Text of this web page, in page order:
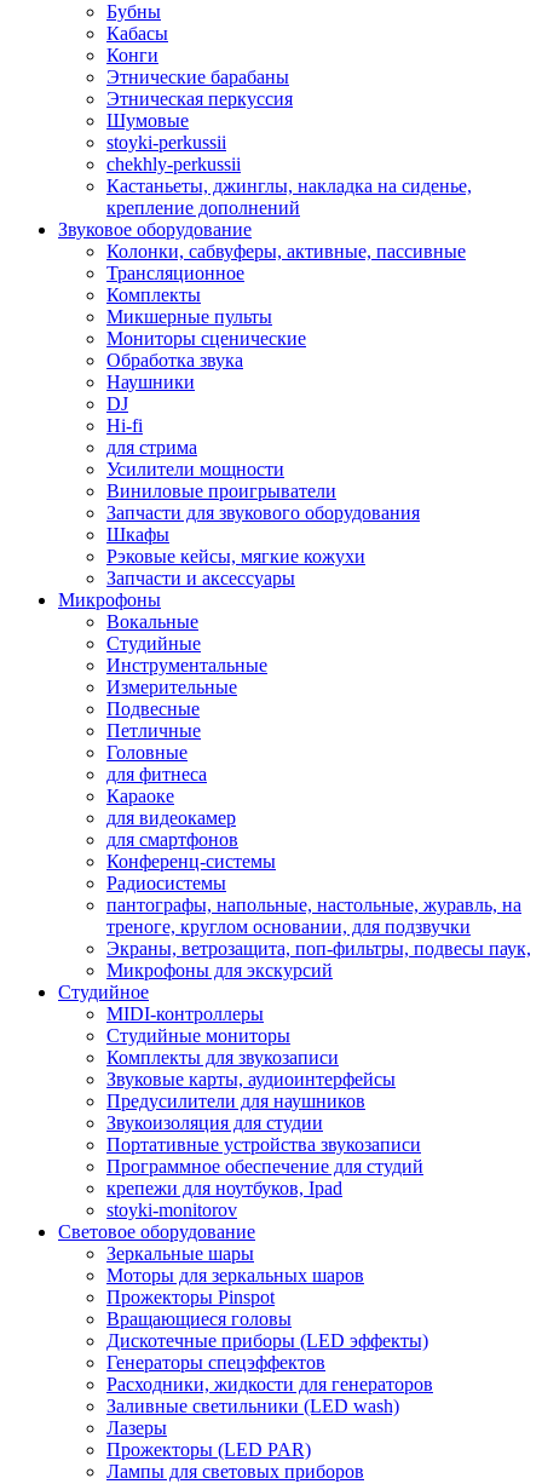
Бубны
Кабасы
Конги
Этнические барабаны
Этническая перкуссия
Шумовые
stoyki-perkussii
chekhly-perkussii
Кастаньеты, джинглы, накладка на сиденье,
крепление дополнений
Звуковое оборудование
Колонки, сабвуферы, активные, пассивные
Трансляционное
Комплекты
Микшерные пульты
Мониторы сценические
Обработка звука
Наушники
DJ
Hi-fi
для стрима
Усилители мощности
Виниловые проигрыватели
Запчасти для звукового оборудования
Шкафы
Рэковые кейсы, мягкие кожухи
Запчасти и аксессуары
Микрофоны
Вокальные
Студийные
Инструментальные
Измерительные
Подвесные
Петличные
Головные
для фитнеса
Караоке
для видеокамер
для смартфонов
Конференц-системы
Радиосистемы
пантографы, напольные, настольные, журавль, на
треноге, круглом основании, для подзвучки
Экраны, ветрозащита, поп-фильтры, подвесы паук,
Микрофоны для экскурсий
Студийное
MIDI-контроллеры
Студийные мониторы
Комплекты для звукозаписи
Звуковые карты, аудиоинтерфейсы
Предусилители для наушников
Звукоизоляция для студии
Портативные устройства звукозаписи
Программное обеспечение для студий
крепежи для ноутбуков, Ipad
stoyki-monitorov
Световое оборудование
Зеркальные шары
Моторы для зеркальных шаров
Прожекторы Pinspot
Вращающиеся головы
Дискотечные приборы (LED эффекты)
Генераторы спецэффектов
Расходники, жидкости для генераторов
Заливные светильники (LED wash)
Лазеры
Прожекторы (LED PAR)
Лампы для световых приборов